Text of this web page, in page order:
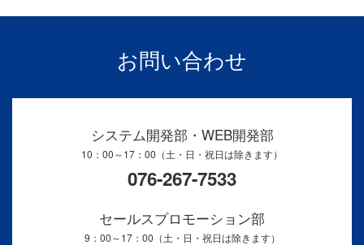
お問い合わせ
システム開発部・WEB開発部
10：00～17：00（土・日・祝日は除きます）
076-267-7533
セールスプロモーション部
9：00～17：00（土・日・祝日は除きます）